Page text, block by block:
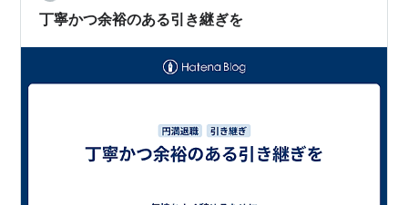
ない 組織統合後に管理部門の負担が増加する 大規模化に
丁寧かつ余裕のある引き継ぎを